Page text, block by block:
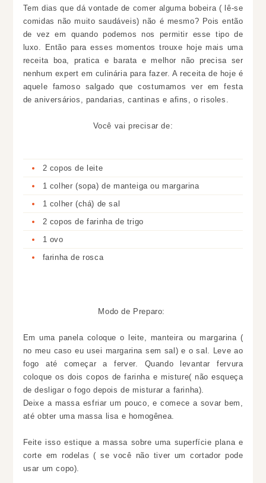
Tem dias que dá vontade de comer alguma bobeira ( lê-se
comidas não muito saudáveis) não é mesmo? Pois então
de vez em quando podemos nos permitir esse tipo de
luxo. Então para esses momentos trouxe hoje mais uma
receita boa, pratica e barata e melhor não precisa ser
nenhum expert em culinária para fazer. A receita de hoje é
aquele famoso salgado que costumamos ver em festa
de aniversários, pandarias, cantinas e afins, o risoles.
Você vai precisar de:
2 copos de leite
1 colher (sopa) de manteiga ou margarina
1 colher (chá) de sal
2 copos de farinha de trigo
1 ovo
farinha de rosca
Modo de Preparo:
Em uma panela coloque o leite, manteira ou margarina (
no meu caso eu usei margarina sem sal) e o sal. Leve ao
fogo até começar a ferver. Quando levantar fervura
coloque os dois copos de farinha e misture( não esqueça
de desligar o fogo depois de misturar a farinha).
Deixe a massa esfriar um pouco, e comece a sovar bem,
até obter uma massa lisa e homogênea.
Feite isso estique a massa sobre uma superfície plana e
corte em rodelas ( se você não tiver um cortador pode
usar um copo).